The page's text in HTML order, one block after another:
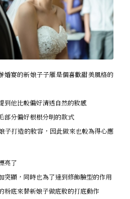
婚宴的新娘子子雁是個喜歡甜美風格的
到他比較偏好清透自然的妝感
部分偏好根根分明的款式
子打造的妝容，因此做來也較為得心應
亮了
突顯，同時也為了達到修飾臉型的作用
粉底來替新娘子做底妝的打底動作